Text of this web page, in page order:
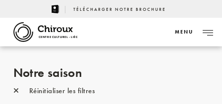
TÉLÉCHARGER NOTRE BROCHURE
CENTRE CULTUREL - LIÈGE
MENU
Notre saison
Réinitialiser les filtres